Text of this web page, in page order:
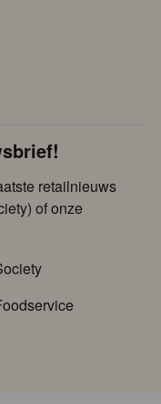
retailnieuws
of onze